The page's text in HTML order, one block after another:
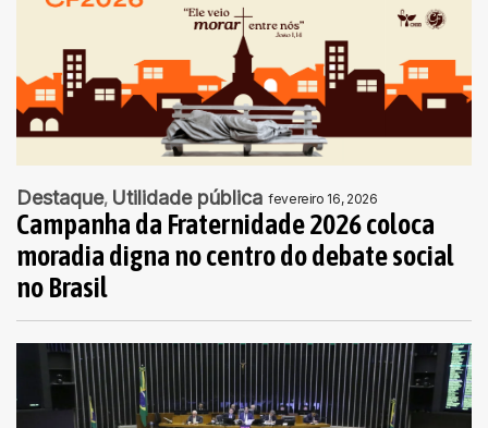
Destaque Utilidade pública fevereiro 16, 2026
Campanha da Fraternidade 2026 coloca
moradia digna no centro do debate social
no Brasil